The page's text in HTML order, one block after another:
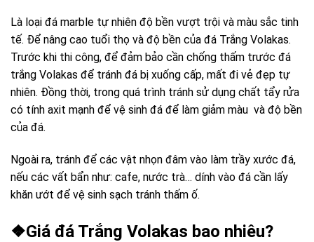
Là loại đá marble tự nhiên độ bền vượt trội và màu sắc tinh
tế. Để nâng cao tuổi thọ và độ bền của đá Trắng Volakas.
Trước khi thi công, để đảm bảo cần chống thấm trước đá
trắng Volakas để tránh đá bị xuống cấp, mất đi vẻ đẹp tự
nhiên. Đồng thời, trong quá trình tránh sử dụng chất tẩy rửa
có tính axit mạnh để vệ sinh đá để làm giảm màu và độ bền
của đá.
Ngoài ra, tránh để các vật nhọn đâm vào làm trầy xước đá,
nếu các vất bẩn như: cafe, nước trà… dính vào đá cần lấy
khăn ướt để vệ sinh sạch tránh thấm ố.
❖Giá đá Trắng Volakas bao nhiêu?